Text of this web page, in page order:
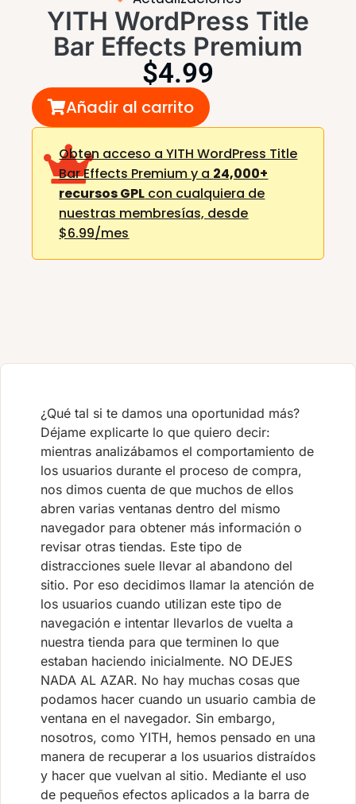
YITH WordPress Title
Bar Effects Premium
$4.99
Añadir al carrito
Obten acceso a YITH WordPress Title
Bar Effects Premium y a 24,000+
recursos GPL con cualquiera de
nuestras membresías, desde
$6.99/mes
¿Qué tal si te damos una oportunidad más?
Déjame explicarte lo que quiero decir:
mientras analizábamos el comportamiento de
los usuarios durante el proceso de compra,
nos dimos cuenta de que muchos de ellos
abren varias ventanas dentro del mismo
navegador para obtener más información o
revisar otras tiendas. Este tipo de
distracciones suele llevar al abandono del
sitio. Por eso decidimos llamar la atención de
los usuarios cuando utilizan este tipo de
navegación e intentar llevarlos de vuelta a
nuestra tienda para que terminen lo que
estaban haciendo inicialmente. NO DEJES
NADA AL AZAR. No hay muchas cosas que
podamos hacer cuando un usuario cambia de
ventana en el navegador. Sin embargo,
nosotros, como YITH, hemos pensado en una
manera de recuperar a los usuarios distraídos
y hacer que vuelvan al sitio. Mediante el uso
de pequeños efectos aplicados a la barra de